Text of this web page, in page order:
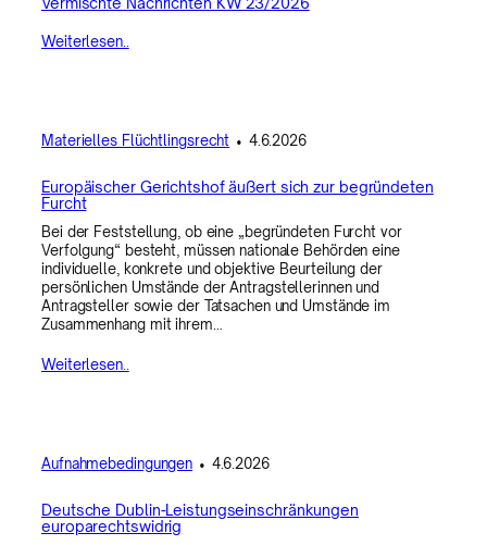
Weiterlesen..
Materielles Flüchtlingsrecht • 4.6.2026
Europäischer Gerichtshof äußert sich zur begründeten
Furcht
Bei der Feststellung, ob eine „begründeten Furcht vor
Verfolgung“ besteht, müssen nationale Behörden eine
individuelle, konkrete und objektive Beurteilung der
persönlichen Umstände der Antragstellerinnen und
Antragsteller sowie der Tatsachen und Umstände im
Zusammenhang mit ihrem…
Weiterlesen..
Aufnahmebedingungen • 4.6.2026
Deutsche Dublin-Leistungseinschränkungen
europarechtswidrig